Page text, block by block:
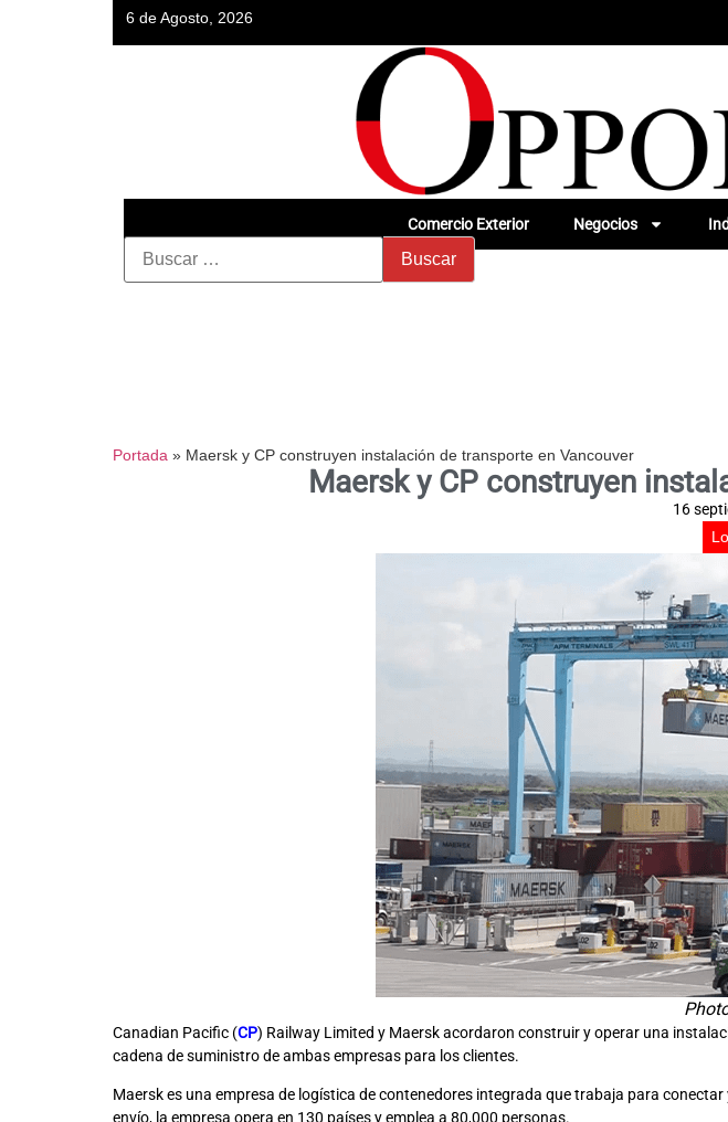
6 de Agosto, 2026
Comercio Exterior Negocios
Portada » Maersk y CP construyen instalación de transporte en Vancouver
Maersk y CP construyen
16
Canadian Pacific (CP) Railway Limited y Maersk acordaron construir y operar una
cadena de suministro de ambas empresas para los clientes.
Maersk es una empresa de logística de contenedores integrada que trabaja para
envío, la empresa opera en 130 países y emplea a 80,000 personas.